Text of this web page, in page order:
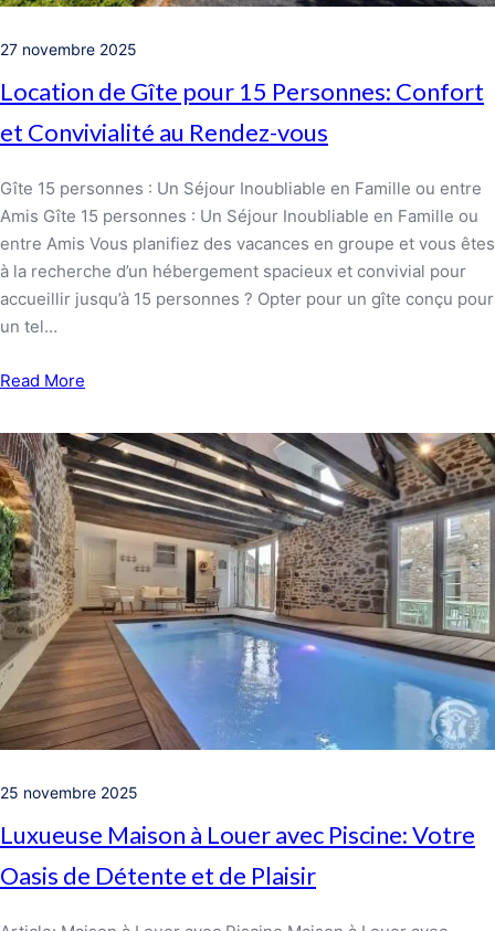
27 novembre 2025
Location de Gîte pour 15 Personnes: Confort
et Convivialité au Rendez-vous
Gîte 15 personnes : Un Séjour Inoubliable en Famille ou entre
Amis Gîte 15 personnes : Un Séjour Inoubliable en Famille ou
entre Amis Vous planifiez des vacances en groupe et vous êtes
à la recherche d’un hébergement spacieux et convivial pour
accueillir jusqu’à 15 personnes ? Opter pour un gîte conçu pour
un tel…
Read More
25 novembre 2025
Luxueuse Maison à Louer avec Piscine: Votre
Oasis de Détente et de Plaisir